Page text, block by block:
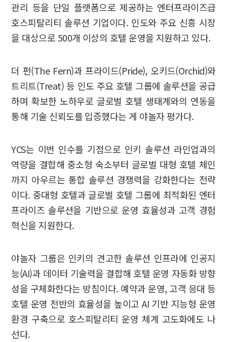
관리 등을 단일 플랫폼으로 제공하는 엔터프라이즈급
호스피탈리티 솔루션 기업이다. 인도와 주요 신흥 시장
을 대상으로 500개 이상의 호텔 운영을 지원하고 있다.
더 펀(The Fern)과 프라이드(Pride), 오키드(Orchid)와
트리트(Treat) 등 인도 주요 호텔 그룹에 솔루션을 공급
하며 확보한 노하우로 글로벌 호텔 생태계와의 연동을
통해 기술 신뢰도를 입증했다는 게 야놀자 평가다.
YCS는 이번 인수를 기점으로 인키 솔루션 라인업과의
역량을 결합해 중소형 숙소부터 글로벌 대형 호텔 체인
까지 아우르는 통합 솔루션 경쟁력을 강화한다는 전략
이다. 중대형 호텔과 글로벌 호텔 그룹에 최적화된 엔터
프라이즈 솔루션을 기반으로 운영 효율성과 고객 경험
혁신을 지원한다.
야놀자 그룹은 인키의 견고한 솔루션 인프라에 인공지
능(AI)과 데이터 기술력을 결합해 호텔 운영 자동화 방향
성을 구체화한다는 방침이다. 예약과 운영, 고객 응대 등
호텔 운영 전반의 효율성을 높이고 AI 기반 지능형 운영
환경 구축으로 호스피탈리티 운영 체계 고도화에도 나
선다.